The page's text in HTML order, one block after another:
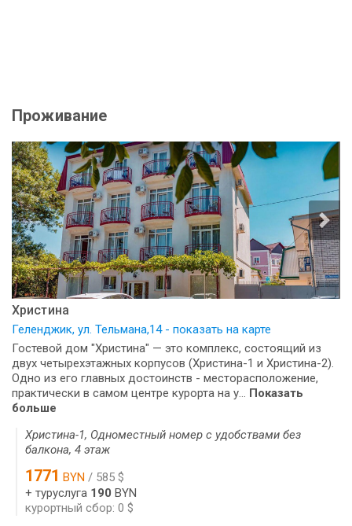
Проживание
Христина
Геленджик, ул. Тельмана,14 - показать на карте
Гостевой дом "Христина" — это комплекс, состоящий из
двух четырехэтажных корпусов (Христина-1 и Христина-2).
Одно из его главных достоинств - месторасположение,
практически в самом центре курорта на у... Показать
больше
Христина-1, Одноместный номер с удобствами без
балкона, 4 этаж
1771 BYN / 585 $
+ туруслуга 190 BYN
курортный сбор: 0 $